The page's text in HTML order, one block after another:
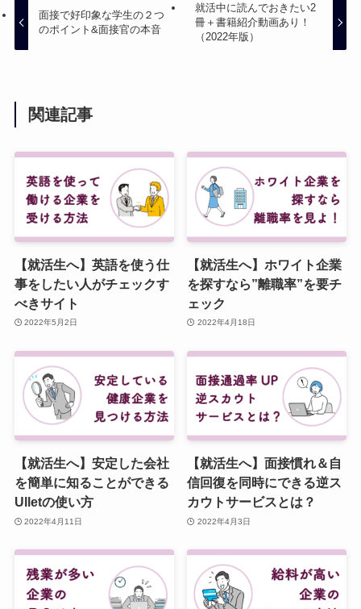
面接で好印象な学生の２つ
のポイント&面接官の本音
就活中に読んでおきたい2
冊＋書籍紹介動画あり！
（2022年版）
関連記事
【就活生へ】英語を使う仕
事をしたい人がチェックす
べきサイト
2022年5月2日
【就活生へ】ホワイト企業
を探すなら”離職率”を要チ
ェック
2022年4月18日
【就活生へ】安定した会社
を簡単に知ることができる
Ulletの使い方
2022年4月11日
【就活生へ】面接慣れ＆自
信回復を同時にできる逆ス
カウトサービスとは？
2022年4月3日